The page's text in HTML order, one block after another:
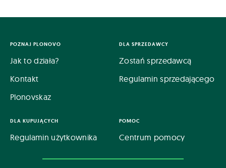
POZNAJ PLONOVO
Jak to działa?
Kontakt
Plonovskaz
DLA SPRZEDAWCY
Zostań sprzedawcą
Regulamin sprzedającego
DLA KUPUJĄCYCH
Regulamin użytkownika
POMOC
Centrum pomocy